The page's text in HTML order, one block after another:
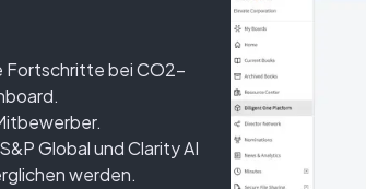
Fortschritte bei CO2-
Global und Clarity AI
werden.